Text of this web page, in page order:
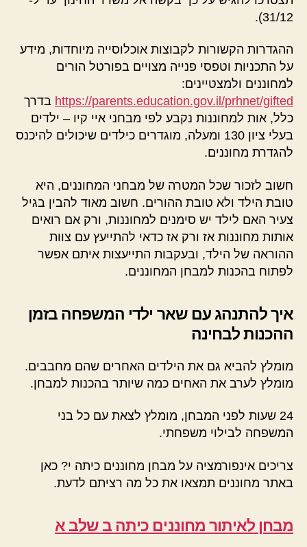
31/12).
ההגדרות הקשורות לקבוצות אוכלוסייה מיוחדות, מידע
על התכניות וטפסי פנייה מצויים בפורטל הורים
למחוננים ולמצטיינים:
https://parents.education.gov.il/prhnet/gifted בדרך
כלל, אות למחוננות נקבע לפי מבחני איי קיו – ילדים
בעלי ציון 130 ומעלה, מוגדרים כילדים שיכולים להיכנס
להגדרת מחוננים.
חשוב לזכור שכל המטרה של מבחני המחוננים, היא
טובת הילד ולא טובת ההורים. חשוב מאוד להבין בגיל
צעיר האם לילד יש סימנים למחוננות, ורק אם רואים
אותות מחוננות אז ורק אז כדאי להתייעץ עם צוות
ההוראה של הילד, ובעקבות התייעצות איתם אפשר
לפתוח בהכנות למבחן המחוננים.
איך להתנהג עם שאר ילדי המשפחה בזמן
ההכנות לבחינה
מומלץ להביא גם את הילדים האחרים שהם מחבבים.
מומלץ לערב את האחים כמה שיותר בהכנות למבחן.
24 שעות לפני המבחן, מומלץ לצאת עם כל בני
המשפחה לבילוי משפחתי.
צריכים אינפורמציה על מבחן מחוננים כיתה י? כאן
באתר מחוננים תמצאו את כל מה רציתם לדעת.
מבחן לאיתור מחוננים כיתה ב שלב א